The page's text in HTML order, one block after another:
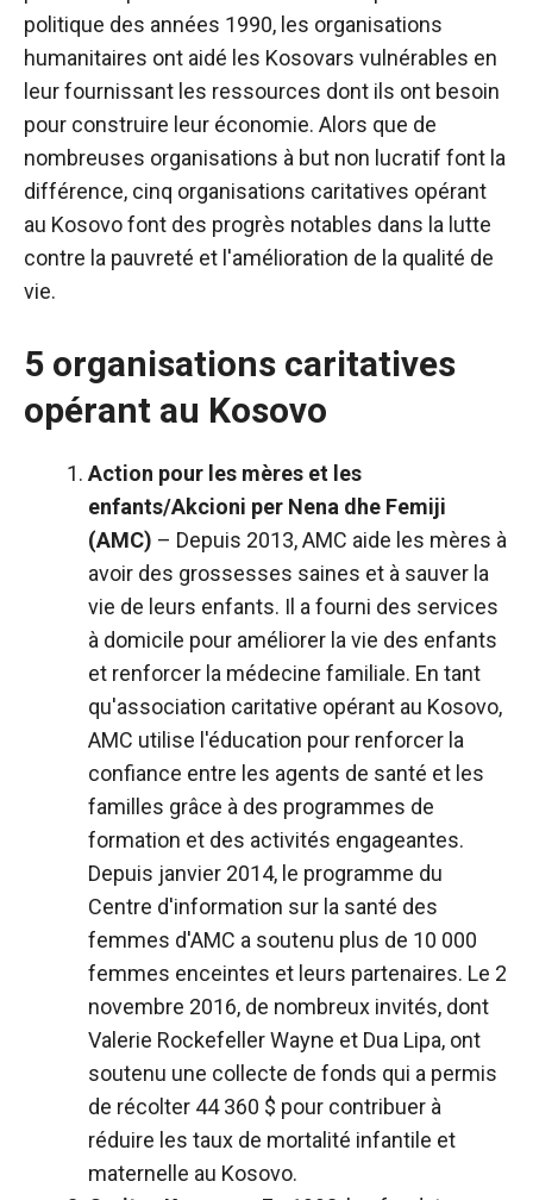
politique des années 1990, les organisations
humanitaires ont aidé les Kosovars vulnérables en
leur fournissant les ressources dont ils ont besoin
pour construire leur économie. Alors que de
nombreuses organisations à but non lucratif font la
différence, cinq organisations caritatives opérant
au Kosovo font des progrès notables dans la lutte
contre la pauvreté et l'amélioration de la qualité de
vie.
5 organisations caritatives
opérant au Kosovo
Action pour les mères et les
enfants/Akcioni per Nena dhe Femiji
(AMC) – Depuis 2013, AMC aide les mères à
avoir des grossesses saines et à sauver la
vie de leurs enfants. Il a fourni des services
à domicile pour améliorer la vie des enfants
et renforcer la médecine familiale. En tant
qu'association caritative opérant au Kosovo,
AMC utilise l'éducation pour renforcer la
confiance entre les agents de santé et les
familles grâce à des programmes de
formation et des activités engageantes.
Depuis janvier 2014, le programme du
Centre d'information sur la santé des
femmes d'AMC a soutenu plus de 10 000
femmes enceintes et leurs partenaires. Le 2
novembre 2016, de nombreux invités, dont
Valerie Rockefeller Wayne et Dua Lipa, ont
soutenu une collecte de fonds qui a permis
de récolter 44 360 $ pour contribuer à
réduire les taux de mortalité infantile et
maternelle au Kosovo.